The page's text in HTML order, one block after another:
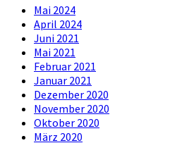
Mai 2024
April 2024
Juni 2021
Mai 2021
Februar 2021
Januar 2021
Dezember 2020
November 2020
Oktober 2020
März 2020